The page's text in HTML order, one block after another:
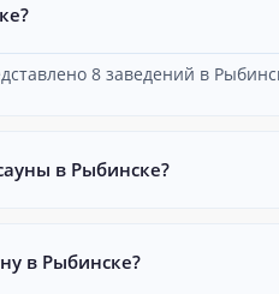
8 заведений в
в Рыбинске?
в Рыбинске?